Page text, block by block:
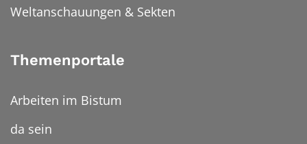
Weltanschauungen & Sekten
Themenportale
Arbeiten im Bistum
da sein